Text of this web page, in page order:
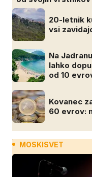
20-letnik
vsi
Na
lahko
od 10
Kovanec
60 evrov:
MOSKISVET